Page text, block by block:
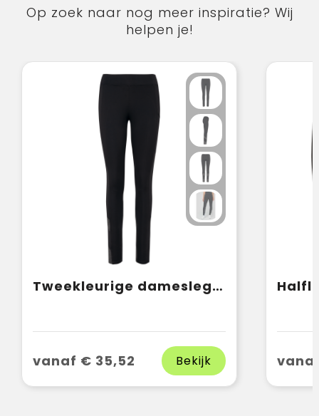
Op zoek naar nog meer inspiratie? Wij
helpen je!
Tweekleurige dameslegging
vanaf € 35,52 Bekijk